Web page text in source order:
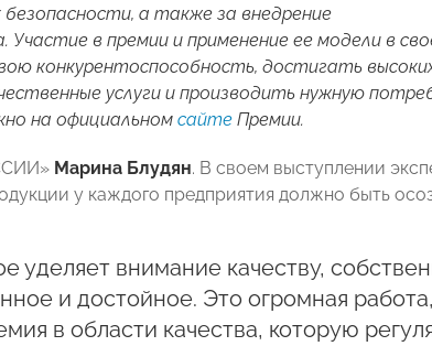
безопасности, а также за внедрение
в премии и применение ее модели в
конкурентоспособность, достигать
услуги и производить нужную
на официальном сайте Премии.
Марина Блудян. В своем выступлении
у каждого предприятия должно быть
уделяет внимание качеству,
и достойное. Это огромная
в области качества, которую